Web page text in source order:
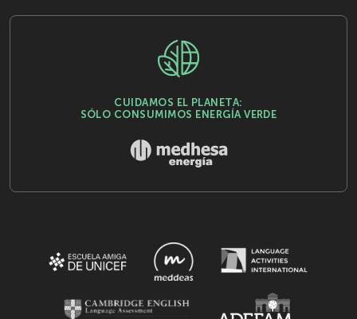
CUIDAMOS EL PLANETA:
SÓLO CONSUMIMOS ENERGÍA VERDE